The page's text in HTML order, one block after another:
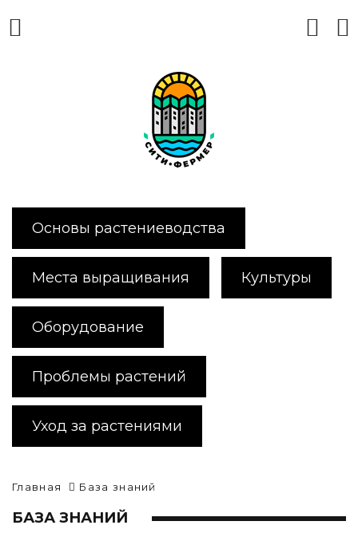
Основы растениеводства
Места выращивания Культуры
Оборудование
Проблемы растений
Уход за растениями
Главная База знаний
БАЗА ЗНАНИЙ